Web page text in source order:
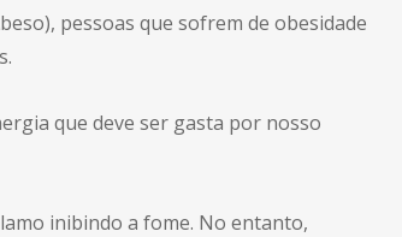
pessoas que sofrem de obesidade
que deve ser gasta por nosso
inibindo a fome. No entanto,